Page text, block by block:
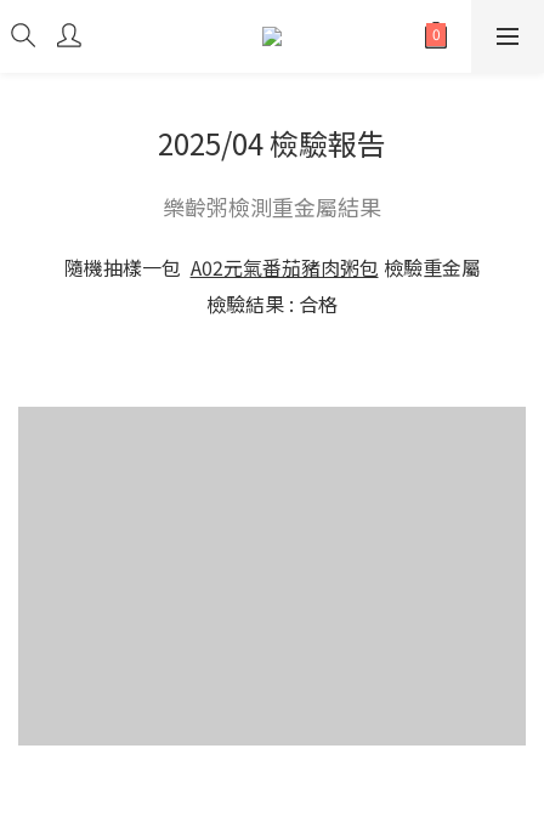
2025/04 檢驗報告
樂齡粥檢測重金屬結果
隨機抽樣一包 A02元氣番茄豬肉粥包 檢驗重金屬
檢驗結果 : 合格